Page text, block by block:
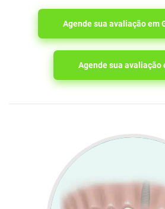
Agende sua avaliação em
Agende sua avaliação